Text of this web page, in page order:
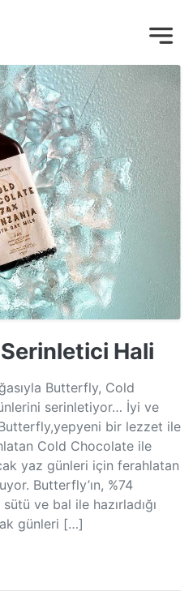
Hali
Butterfly, Cold
serinletiyor… İyi ve
bir lezzet ile
Cold Chocolate ile
yaz günleri için ferahlatan
Butterfly’ın, %74
ve bal ile hazırladığı
günleri […]